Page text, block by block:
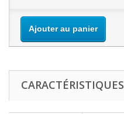
Ajouter au panier
CARACTÉRISTIQUES